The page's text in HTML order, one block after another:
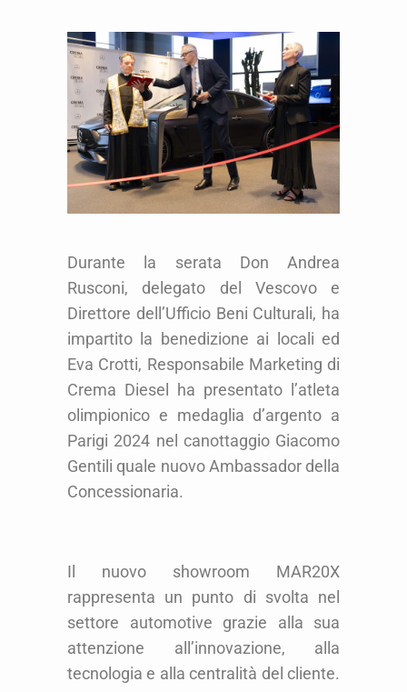
Durante la serata Don Andrea
Rusconi, delegato del Vescovo e
Direttore dell’Ufficio Beni Culturali, ha
impartito la benedizione ai locali ed
Eva Crotti, Responsabile Marketing di
Crema Diesel ha presentato l’atleta
olimpionico e medaglia d’argento a
Parigi 2024 nel canottaggio Giacomo
Gentili quale nuovo Ambassador della
Concessionaria.
Il nuovo showroom MAR20X
rappresenta un punto di svolta nel
settore automotive grazie alla sua
attenzione all’innovazione, alla
tecnologia e alla centralità del cliente.